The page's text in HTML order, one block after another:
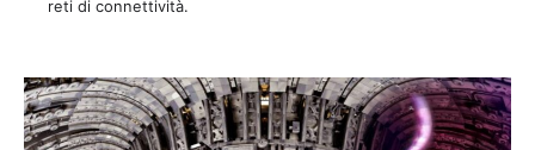
reti di connettività.